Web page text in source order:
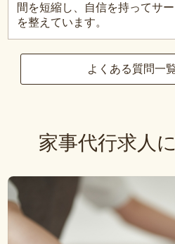
間を短縮し、自信を持ってサ
を整えています。
よくある質問一
家事代行求人